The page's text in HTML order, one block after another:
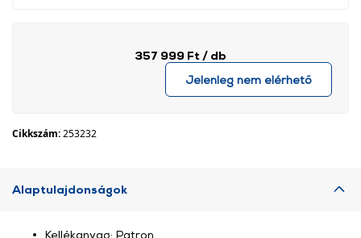
357 999 Ft / db
Jelenleg nem elérhető
Cikkszám:253232
Alaptulajdonságok
Kellékanyag: Patron